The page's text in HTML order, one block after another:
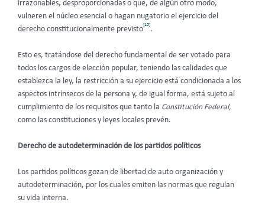
irrazonables, desproporcionadas o que, de algún otro modo,
vulneren el núcleo esencial o hagan nugatorio el ejercicio del
derecho constitucionalmente previsto
[15]
.
Esto es, tratándose del derecho fundamental de ser votado para
todos los cargos de elección popular, teniendo las calidades que
establezca la ley, la restricción a su ejercicio está condicionada a los
aspectos intrínsecos de la persona y, de igual forma, está sujeto al
cumplimiento de los requisitos que tanto la Constitución Federal,
como las constituciones y leyes locales prevén.
Derecho de autodeterminación de los partidos políticos
Los partidos políticos gozan de libertad de auto organización y
autodeterminación, por los cuales emiten las normas que regulan
su vida interna.